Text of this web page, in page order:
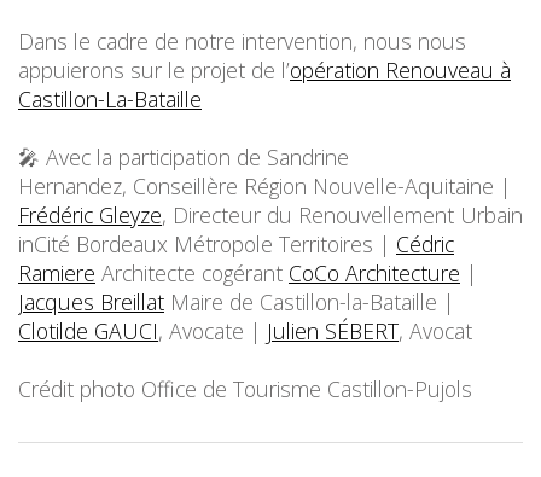
Dans le cadre de notre intervention, nous nous
appuierons sur le projet de l’opération Renouveau à
Castillon-La-Bataille
🎤 Avec la participation de Sandrine
Hernandez, Conseillère Région Nouvelle-Aquitaine |
Frédéric Gleyze, Directeur du Renouvellement Urbain
inCité Bordeaux Métropole Territoires | Cédric
Ramiere Architecte cogérant CoCo Architecture |
Jacques Breillat Maire de Castillon-la-Bataille |
Clotilde GAUCI, Avocate | Julien SÉBERT, Avocat
Crédit photo Office de Tourisme Castillon-Pujols